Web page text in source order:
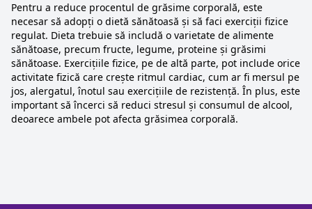
Pentru a reduce procentul de grăsime corporală, este
necesar să adopți o dietă sănătoasă și să faci exerciții fizice
regulat. Dieta trebuie să includă o varietate de alimente
sănătoase, precum fructe, legume, proteine și grăsimi
sănătoase. Exercițiile fizice, pe de altă parte, pot include orice
activitate fizică care crește ritmul cardiac, cum ar fi mersul pe
jos, alergatul, înotul sau exercițiile de rezistență. În plus, este
important să încerci să reduci stresul și consumul de alcool,
deoarece ambele pot afecta grăsimea corporală.